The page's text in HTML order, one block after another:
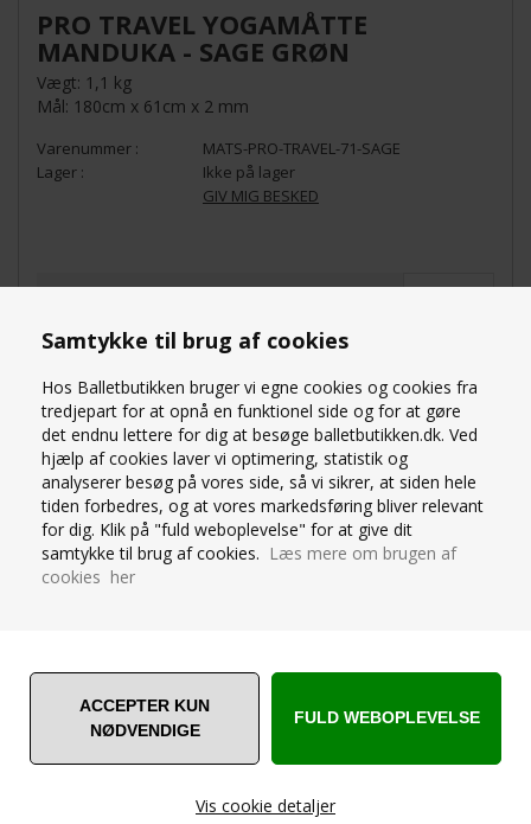
Samtykke til brug af cookies
Hos Balletbutikken bruger vi egne cookies og cookies fra
tredjepart for at opnå en funktionel side og for at gøre
det endnu lettere for dig at besøge balletbutikken.dk. Ved
hjælp af cookies laver vi optimering, statistik og
analyserer besøg på vores side, så vi sikrer, at siden hele
tiden forbedres, og at vores markedsføring bliver relevant
for dig. Klik på "fuld weboplevelse" for at give dit
samtykke til brug af cookies. Læs mere om brugen af
cookies her
Vis cookie detaljer
PRO TRAVEL YOGAMÅTTE
MANDUKA - SAGE GRØN
Vægt: 1,1 kg
Mål: 180cm x 61cm x 2 mm
MATS-PRO-TRAVEL-71-SAGE
Ikke på lager
GIV MIG BESKED
OM PRODUKTET
SPØRG OS
Manduka PRO-måtterne bliver bedre og bedre jo
mere de bruges.
100% latexfri - Produceret i Tyskland - Standard 100
PRO-måtterne er håndskårne, så de kan variere lidt i